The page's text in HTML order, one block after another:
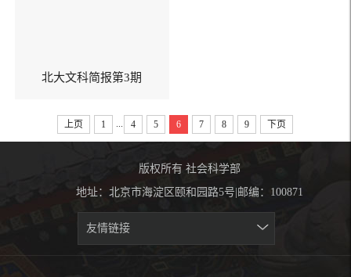
北大文科简报第3期
上页 1 4 5 6 7 8 9 下页
版权所有 社会科学部
地址：北京市海淀区颐和园路5号|邮编：100871
友情链接